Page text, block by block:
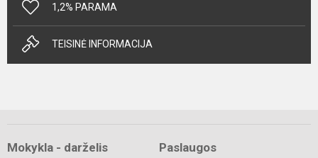
1,2% PARAMA
TEISINĖ INFORMACIJA
Mokykla - darželis Paslaugos